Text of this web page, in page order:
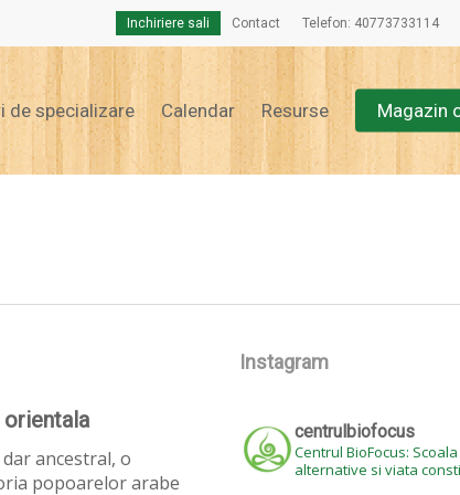
Inchiriere sali Contact Telefon: 40773733114
de specializare Calendar Resurse Magazin
Cart
ancestral, o
popoarelor arabe
Instagram
centrulbiofocus
Centrul BioFocus:
alternative si viata